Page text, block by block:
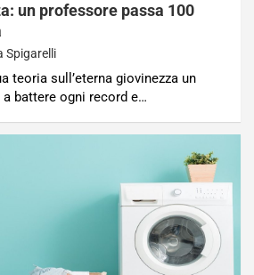
un professore passa 100
Spigarelli
teoria sull’eterna giovinezza un
battere ogni record e…